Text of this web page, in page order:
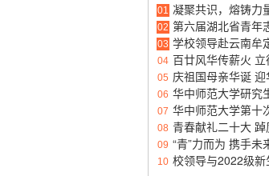
01 凝聚共识，熔铸力
02 第六届湖北省青年
03 学校领导赴云南牟
04 百廿风华传薪火
05 庆祖国母亲华诞
06 华中师范大学研究
07 华中师范大学第十
08 青春献礼二十大
09 “青”力而为 携手未
10 校领导与2022级